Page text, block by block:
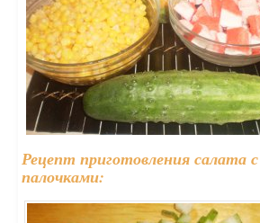
Рецепт приготовления салата
палочками: